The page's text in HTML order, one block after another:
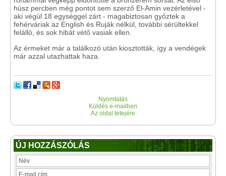
húsz percben még pontot sem szerző El-Amin vezérletével -
aki végül 18 egységgel zárt - magabiztosan győztek a
fehérváriak az English és Ruják nélkül, további sérültekkel
felálló, és sok hibát vétő vasiak ellen.
Az érmeket már a találkozó után kiosztották, így a vendégek
már azzal utazhattak haza.
Nyomtatás
Küldés e-mailben
Az oldal tetejére
ÚJ HOZZÁSZÓLÁS